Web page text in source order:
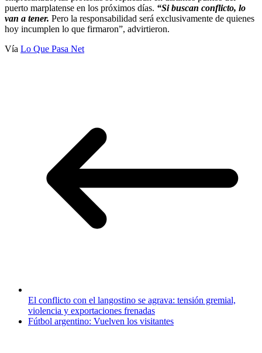
puerto marplatense en los próximos días. “Si buscan conflicto, lo
van a tener. Pero la responsabilidad será exclusivamente de quienes
hoy incumplen lo que firmaron”, advirtieron.
Vía Lo Que Pasa Net
El conflicto con el langostino se agrava: tensión gremial,
violencia y exportaciones frenadas
Fútbol argentino: Vuelven los visitantes